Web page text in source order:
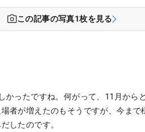
この記事の写真1枚を見る
かったですね。何がって、11月から
者が増えたのもそうですが、今まで
したのです。